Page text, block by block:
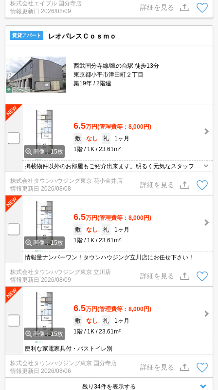
株式会社エイブル 国分寺店
情報更新日 2026/08/09
詳細を見る
賃貸アパート レオパレスＣｏｓｍｏ
西武国分寺線/鷹の台駅 徒歩13分
東京都小平市津田町２丁目
築19年
2階建
画像：15枚
6.5万円(管理費等：8,000円)
敷
なし 礼
1ヶ月
1階
1K 23.61m²
掲載物件以外のお部屋もご紹介出来ます。明るく元気なスタッフが
丁寧にご対応させていただきます。オンラインで見学・接客可能で
す！お気軽にお問い合わせ下さい☆★
株式会社タウンハウジング東京 花小金井店
情報更新日 2026/08/08
詳細を見る
画像：15枚
6.5万円(管理費等：8,000円)
敷
なし 礼
1ヶ月
1階
1K 23.61m²
情報量ナンバーワン！タウンハウジング立川店にお任せ下さい！
株式会社タウンハウジング東京 立川店
情報更新日 2026/08/09
詳細を見る
画像：15枚
6.5万円(管理費等：8,000円)
敷
なし 礼
1ヶ月
1階
1K 23.61m²
便利な家電家具付・バストイレ別
株式会社タウンハウジング東京 国分寺店
情報更新日 2026/08/06
詳細を見る
残り34件を表示する